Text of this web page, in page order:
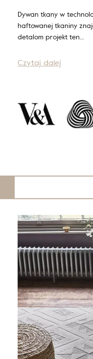
jasny
szary
Dywan tkany w
haftowanej tkaniny
detalom projekt ten…
Czytaj dalej